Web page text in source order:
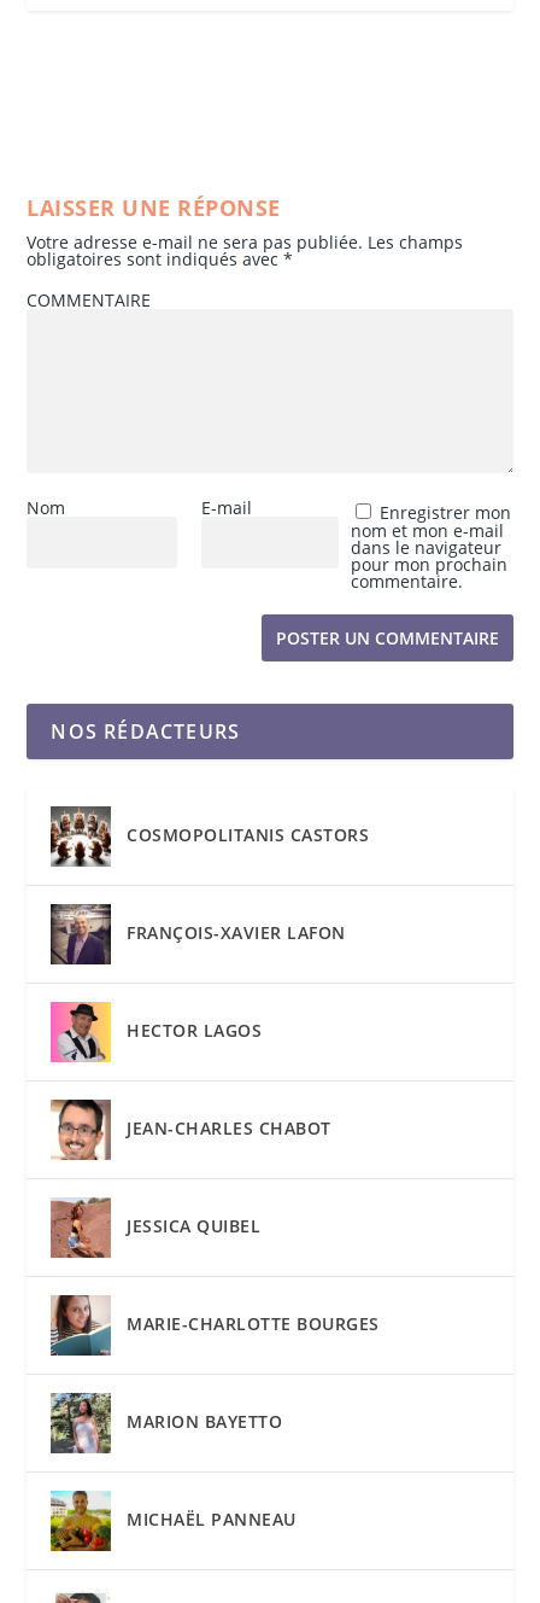
LAISSER UNE RÉPONSE
Votre adresse e-mail ne sera pas publiée. Les champs
obligatoires sont indiqués avec*
COMMENTAIRE
Nom E-mail Enregistrer mon
nom et mon e-mail
dans le navigateur
pour mon prochain
commentaire.
NOS RÉDACTEURS
COSMOPOLITANIS CASTORS
FRANÇOIS-XAVIER LAFON
HECTOR LAGOS
JEAN-CHARLES CHABOT
JESSICA QUIBEL
MARIE-CHARLOTTE BOURGES
MARION BAYETTO
MICHAËL PANNEAU